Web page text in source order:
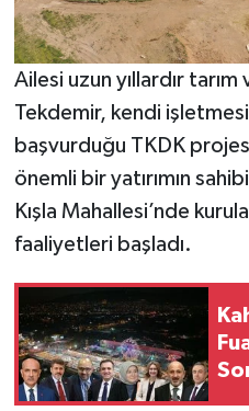
Ailesi uzun yıllardır tarım
Tekdemir, kendi
başvurduğu TKDK
önemli bir yatırımın
Kışla Mahallesi’nde
faaliyetleri başladı.